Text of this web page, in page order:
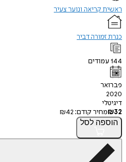
ראשית קריאה ונוער צעיר
כנרת זמורה דביר
144עמודים
פברואר
2020
דיגיטלי
₪32 מחיר קודם: ₪42
הוספה לסל